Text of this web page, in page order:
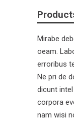
Mirabe
oeam.
erroribus
Ne pri de
dicunt
corpora
nam wisi